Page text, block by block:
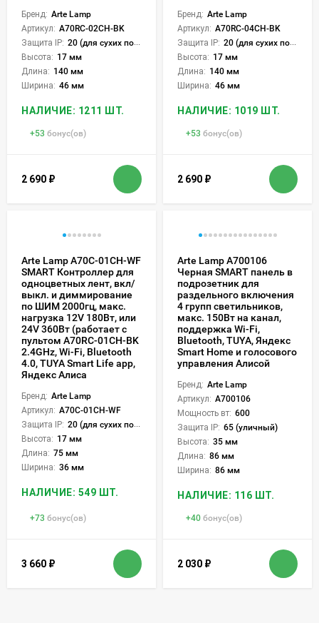
Бренд: Arte Lamp
Артикул: A70RC-02CH-BK
Защита IP: 20 (для сухих пом.)
Высота: 17 мм
Длина: 140 мм
Ширина: 46 мм
НАЛИЧИЕ: 1211 ШТ.
+53 бонус(ов)
2 690 ₽
Бренд: Arte Lamp
Артикул: A70RC-04CH-BK
Защита IP: 20 (для сухих пом.)
Высота: 17 мм
Длина: 140 мм
Ширина: 46 мм
НАЛИЧИЕ: 1019 ШТ.
+53 бонус(ов)
2 690 ₽
Arte Lamp A70C-01CH-WF
SMART Контроллер для
одноцветных лент, вкл/
выкл. и диммирование
по ШИМ 2000гц, макс.
нагрузка 12V 180Вт, или
24V 360Вт (работает с
пультом A70RC-01CH-BK
2.4GHz, Wi-Fi, Bluetooth
4.0, TUYA Smart Life app,
Яндекс Алиса
Бренд: Arte Lamp
Артикул: A70C-01CH-WF
Защита IP: 20 (для сухих пом.)
Высота: 17 мм
Длина: 75 мм
Ширина: 36 мм
НАЛИЧИЕ: 549 ШТ.
+73 бонус(ов)
3 660 ₽
Arte Lamp A700106
Черная SMART панель в
подрозетник для
раздельного включения
4 групп светильников,
макс. 150Вт на канал,
поддержка Wi-Fi,
Bluetooth, TUYA, Яндекс
Smart Home и голосового
управления Алисой
Бренд: Arte Lamp
Артикул: A700106
Мощность вт: 600
Защита IP: 65 (уличный)
Высота: 35 мм
Длина: 86 мм
Ширина: 86 мм
НАЛИЧИЕ: 116 ШТ.
+40 бонус(ов)
2 030 ₽